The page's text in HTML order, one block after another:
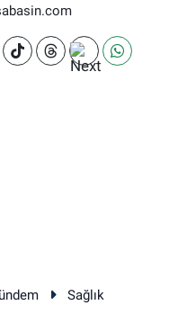
Sağlık